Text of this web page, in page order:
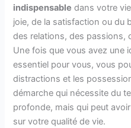
indispensable dans votre
joie, de la satisfaction ou du
des relations, des passions,
Une fois que vous avez une
essentiel pour vous, vous
distractions et les
démarche qui nécessite du
profonde, mais qui peut
sur votre qualité de vie.